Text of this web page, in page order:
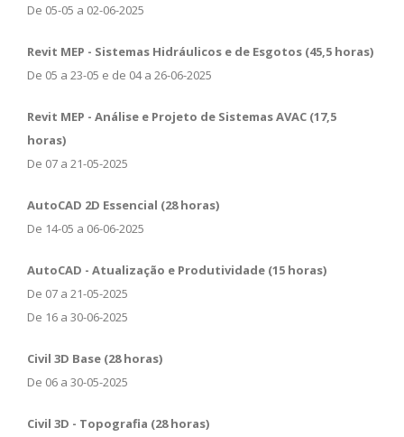
De 05-05 a 02-06-2025
Revit MEP - Sistemas Hidráulicos e de Esgotos (45,5 horas)
De 05 a 23-05 e de 04 a 26-06-2025
Revit MEP - Análise e Projeto de Sistemas AVAC (17,5
horas)
De 07 a 21-05-2025
AutoCAD 2D Essencial (28 horas)
De 14-05 a 06-06-2025
AutoCAD - Atualização e Produtividade (15 horas)
De 07 a 21-05-2025
De 16 a 30-06-2025
Civil 3D Base (28 horas)
De 06 a 30-05-2025
Civil 3D - Topografia (28 horas)